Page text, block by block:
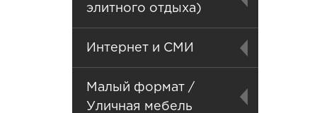
элитного отдыха)
Интернет и СМИ
Малый формат /
Уличная мебель